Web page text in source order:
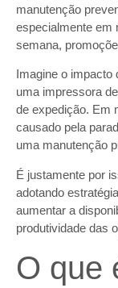
manutenção
especialmente em
semana,
Imagine o
uma impressora
de expedição. Em
causado pela
uma manutenção
É justamente por
adotando
aumentar a
produtividade das
O que